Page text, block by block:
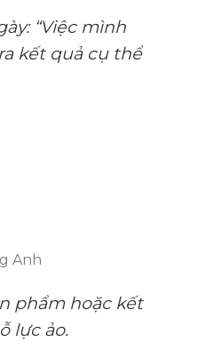
“Việc mình
kết quả cụ thể
Anh
phẩm hoặc kết
lực ảo.